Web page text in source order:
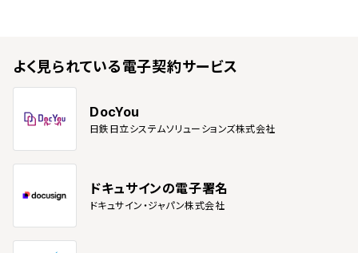
よく見られている電子契約サービス
DocYou
日鉄日立システムソリューションズ株式会社
ドキュサインの電子署名
ドキュサイン・ジャパン株式会社